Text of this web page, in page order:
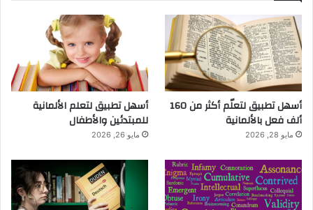
أسهل تطبيق لتعلّم أكثر من 160
ألف فعل بالألمانية
مايو 28, 2026
أسهل تطبيق لتعلم الألمانية
للمبتدئين والأطفال
مايو 26, 2026